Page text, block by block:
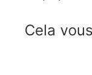
Cela